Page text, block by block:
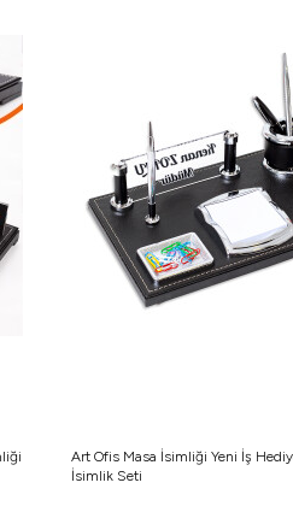
Art Ofis Masa İsimliği Yeni İş
İsimlik Seti